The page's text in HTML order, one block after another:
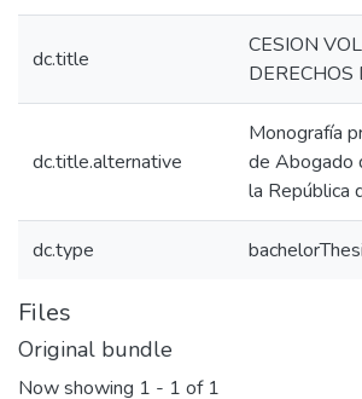
dc.title
CESION
DERECHOS
dc.title.alternative
Monografía
de Abogado
la República
dc.type
Files
Original bundle
Now showing 1 - 1 of 1